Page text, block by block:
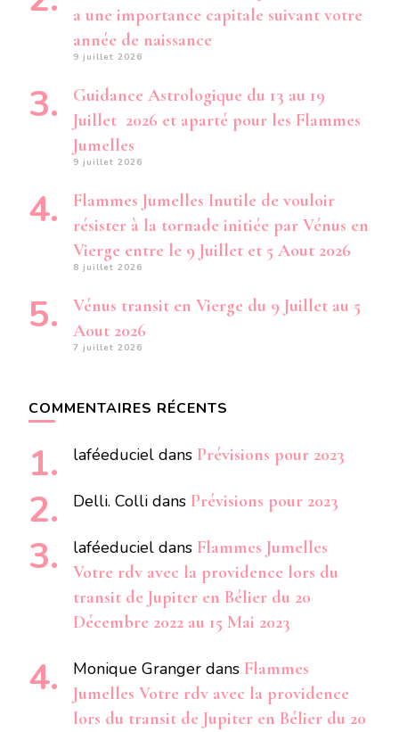
a une importance capitale suivant votre
année de naissance
9 juillet 2026
Guidance Astrologique du 13 au 19
Juillet 2026 et aparté pour les Flammes
Jumelles
9 juillet 2026
Flammes Jumelles Inutile de vouloir
résister à la tornade initiée par Vénus en
Vierge entre le 9 Juillet et 5 Aout 2026
8 juillet 2026
Vénus transit en Vierge du 9 Juillet au 5
Aout 2026
7 juillet 2026
COMMENTAIRES RÉCENTS
laféeduciel dans Prévisions pour 2023
Delli. Colli dans Prévisions pour 2023
laféeduciel dans Flammes Jumelles
Votre rdv avec la providence lors du
transit de Jupiter en Bélier du 20
Décembre 2022 au 15 Mai 2023
Monique Granger dans Flammes
Jumelles Votre rdv avec la providence
lors du transit de Jupiter en Bélier du 20